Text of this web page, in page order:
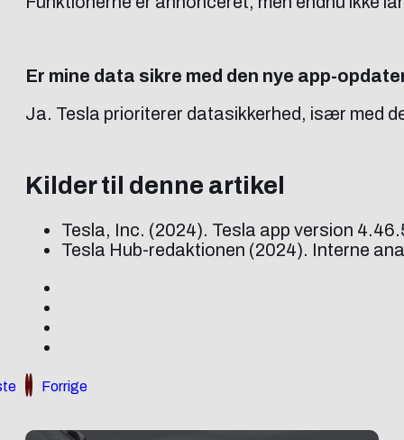
Er mine data sikre med den nye app-
Ja. Tesla prioriterer datasikkerhed, især med
Kilder til denne artikel
Tesla, Inc. (2024). Tesla app version
Tesla Hub-redaktionen (2024). Interne
Forrige